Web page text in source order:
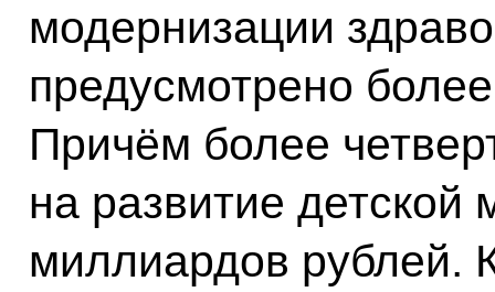
модернизации
предусмотрено
Причём более
на развитие
миллиардов рублей.